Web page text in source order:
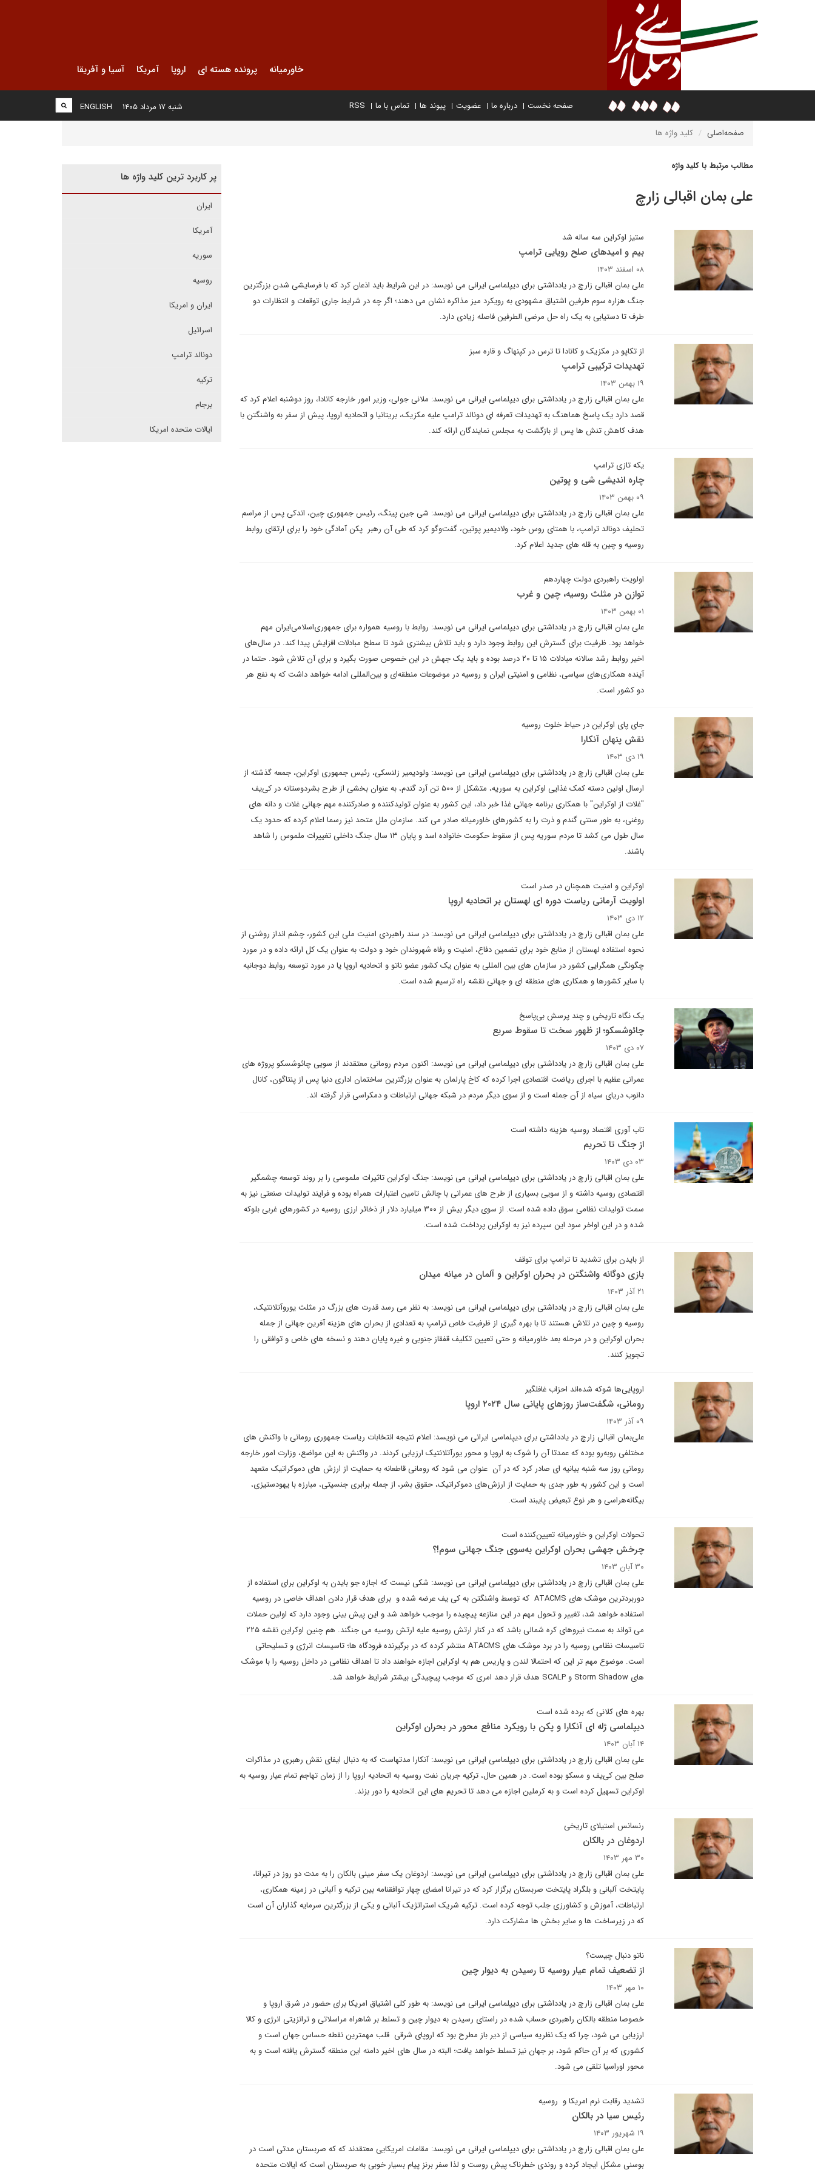
خاورمیانه پرونده هسته ای اروپا آمریکا آسیا و آفریقا
صفحه نخست درباره ما عضویت پیوند ها تماس با ما RSS
ENGLISH شنبه ۱۷ مرداد ۱۴۰۵
صفحه‌اصلی کلید واژه ها
مطالب مرتبط با کلید واژه
علی بمان اقبالی زارچ
ستیز اوکراین سه ساله شد
بیم و امیدهای صلح رویایی ترامپ
۰۸ اسفند ۱۴۰۳
علی بمان اقبالی زارچ در یادداشتی برای دیپلماسی ایرانی می نویسد: در این شرایط باید اذعان کرد که با فرسایشی شدن بزرگترین
جنگ هزاره سوم طرفین اشتیاق مشهودی به رویکرد میز مذاکره نشان می دهند؛ اگر چه در شرایط جاری توقعات و انتظارات دو
طرف تا دستیابی به یک راه حل مرضی الطرفین فاصله زیادی دارد.
از تکاپو در مکزیک و کانادا تا ترس در کپنهاگ و قاره سبز
تهدیدات ترکیبی ترامپ
۱۹ بهمن ۱۴۰۳
علی بمان اقبالی زارچ در یادداشتی برای دیپلماسی ایرانی می نویسد: ملانی جولی، وزیر امور خارجه کانادا، روز دوشنبه اعلام کرد که
قصد دارد یک پاسخ هماهنگ به تهدیدات تعرفه ای دونالد ترامپ علیه مکزیک، بریتانیا و اتحادیه اروپا، پیش از سفر به واشنگتن با
هدف کاهش تنش ها پس از بازگشت به مجلس نمایندگان ارائه کند.
یکه تازی ترامپ
چاره اندیشی شی و پوتین
۰۹ بهمن ۱۴۰۳
علی بمان اقبالی زارچ در یادداشتی برای دیپلماسی ایرانی می نویسد: شی جین پینگ، رئیس جمهوری چین، اندکی پس از مراسم
تحلیف دونالد ترامپ، با همتای روس خود، ولادیمیر پوتین، گفت‌وگو کرد که طی آن رهبر پکن آمادگی خود را برای ارتقای روابط
روسیه و چین به قله های جدید اعلام کرد.
اولویت راهبردی دولت چهاردهم
توازن در مثلث روسیه، چین و غرب
۰۱ بهمن ۱۴۰۳
علی بمان اقبالی زارچ در یادداشتی برای دیپلماسی ایرانی می نویسد: روابط با روسیه همواره برای جمهوری‌اسلامی‌ایران مهم
خواهد بود. ظرفیت برای گسترش این روابط وجود دارد و باید تلاش بیشتری شود تا سطح مبادلات افزایش پیدا کند. در سال‌های
اخیر روابط رشد سالانه مبادلات ۱۵ تا ۲۰ درصد بوده و باید یک جهش در این خصوص صورت بگیرد و برای آن تلاش شود. حتما در
آینده همکاری‌های سیاسی، نظامی و امنیتی ایران و روسیه در موضوعات منطقه‌ای و بین‌المللی ادامه خواهد داشت که به نفع هر
دو کشور است.
جای پای اوکراین در حیاط خلوت روسیه
نقش پنهان آنکارا
۱۹ دی ۱۴۰۳
علی بمان اقبالی زارچ در یادداشتی برای دیپلماسی ایرانی می نویسد: ولودیمیر زلنسکی، رئیس جمهوری اوکراین، جمعه گذشته از
ارسال اولین دسته کمک غذایی اوکراین به سوریه، متشکل از ۵۰۰ تن آرد گندم، به عنوان بخشی از طرح بشردوستانه در کی‌یف
"غلات از اوکراین" با همکاری برنامه جهانی غذا خبر داد، این کشور به عنوان تولیدکننده و صادرکننده مهم جهانی غلات و دانه های
روغنی، به طور سنتی گندم و ذرت را به کشورهای خاورمیانه صادر می کند. سازمان ملل متحد نیز رسما اعلام کرده که حدود یک
سال طول می کشد تا مردم سوریه پس از سقوط حکومت خانواده اسد و پایان ۱۳ سال جنگ داخلی تغییرات ملموس را شاهد
باشند.
اوکراین و امنیت همچنان در صدر است
اولویت آرمانی ریاست دوره ای لهستان بر اتحادیه اروپا
۱۲ دی ۱۴۰۳
علی بمان اقبالی زارچ در یادداشتی برای دیپلماسی ایرانی می نویسد: در سند راهبردی امنیت ملی این کشور، چشم انداز روشنی از
نحوه استفاده لهستان از منابع خود برای تضمین دفاع، امنیت و رفاه شهروندان خود و دولت به عنوان یک کل ارائه داده و در مورد
چگونگی همگرایی کشور در سازمان های بین المللی به عنوان یک کشور عضو ناتو و اتحادیه اروپا یا در مورد توسعه روابط دوجانبه
با سایر کشورها و همکاری های منطقه ای و جهانی نقشه راه ترسیم شده است.
یک نگاه تاریخی و چند پرسش بی‌پاسخ
چائوشسکو؛ از ظهور سخت تا سقوط سریع
۰۷ دی ۱۴۰۳
علی بمان اقبالی زارچ در یادداشتی برای دیپلماسی ایرانی می نویسد: اکنون مردم رومانی معتقدند از سویی چائوشسکو پروژه های
عمرانی عظیم با اجرای ریاضت اقتصادی اجرا کرده که کاخ پارلمان به عنوان بزرگترین ساختمان اداری دنیا پس از پنتاگون، کانال
دانوب دریای سیاه از آن جمله است و از سوی دیگر مردم در شبکه جهانی ارتباطات و دمکراسی قرار گرفته اند.
تاب آوری اقتصاد روسیه هزینه داشته است
از جنگ تا تحریم
۰۳ دی ۱۴۰۳
علی بمان اقبالی زارچ در یادداشتی برای دیپلماسی ایرانی می نویسد: جنگ اوکراین تاثیرات ملموسی را بر روند توسعه چشمگیر
اقتصادی روسیه داشته و از سویی بسیاری از طرح های عمرانی با چالش تامین اعتبارات همراه بوده و فرایند تولیدات صنعتی نیز به
سمت تولیدات نظامی سوق داده شده است. از سوی دیگر بیش از ۳۰۰ میلیارد دلار از ذخائر ارزی روسیه در کشورهای غربی بلوکه
شده و در این اواخر سود این سپرده نیز به اوکراین پرداخت شده است.
از بایدن برای تشدید تا ترامپ برای توقف
بازی دوگانه واشنگتن در بحران اوکراین و آلمان در میانه میدان
۲۱ آذر ۱۴۰۳
علی بمان اقبالی زارچ در یادداشتی برای دیپلماسی ایرانی می نویسد: به نظر می رسد قدرت های بزرگ در مثلث یوروآتلانتیک،
روسیه و چین در تلاش هستند تا با بهره گیری از ظرفیت خاص ترامپ به تعدادی از بحران های هزینه آفرین جهانی از جمله
بحران اوکراین و در مرحله بعد خاورمیانه و حتی تعیین تکلیف قفقاز جنوبی و غیره پایان دهند و نسخه های خاص و توافقی را
تجویز کنند.
اروپایی‌ها شوکه شده‌اند احزاب غافلگیر
رومانی، شگفت‌ساز روزهای پایانی سال ۲۰۲۴ اروپا
۰۹ آذر ۱۴۰۳
علی‌بمان اقبالی زارچ در یادداشتی برای دیپلماسی ایرانی می نویسد: اعلام نتیجه انتخابات ریاست جمهوری رومانی با واکنش های
مختلفی روبه‌رو بوده که عمدتا آن را شوک به اروپا و محور یورآتلانتیک ارزیابی کردند. در واکنش به این مواضع، وزارت امور خارجه
رومانی روز سه شنبه بیانیه ای صادر کرد که در آن عنوان می شود که رومانی قاطعانه به حمایت از ارزش های دموکراتیک متعهد
است و این کشور به طور جدی به حمایت از ارزش‌های دموکراتیک، حقوق بشر، از جمله برابری جنسیتی، مبارزه با یهودستیزی،
بیگانه‌هراسی و هر نوع تبعیض پایبند است.
تحولات اوکراین و خاورمیانه تعیین‌کننده است
چرخش جهشی بحران اوکراین به‌سوی جنگ جهانی سوم!؟
۳۰ آبان ۱۴۰۳
علی بمان اقبالی زارچ در یادداشتی برای دیپلماسی ایرانی می نویسد: شکی نیست که اجازه جو بایدن به اوکراین برای استفاده از
دوربردترین موشک های ATACMS که توسط واشنگتن به کی یف عرضه شده و برای هدف قرار دادن اهداف خاصی در روسیه
استفاده خواهد شد، تغییر و تحول مهم در این منازعه پیچیده را موجب خواهد شد و این پیش بینی وجود دارد که اولین حملات
می تواند به سمت نیروهای کره شمالی باشد که در کنار ارتش روسیه علیه ارتش روسیه می جنگند. هم چنین اوکراین نقشه ۲۲۵
تاسیسات نظامی روسیه را در برد موشک های ATACMS منتشر کرده که در برگیرنده فرودگاه ها؛ تاسیسات انرژی و تسلیحاتی
است. موضوع مهم تر این که احتمالا لندن و پاریس هم به اوکراین اجازه خواهند داد تا اهداف نظامی در داخل روسیه را با موشک
های Storm Shadow و SCALP هدف قرار دهد امری که موجب پیچیدگی بیشتر شرایط خواهد شد.
بهره های کلانی که برده شده است
دیپلماسی ژله ای آنکارا و پکن با رویکرد منافع محور در بحران اوکراین
۱۴ آبان ۱۴۰۳
علی بمان اقبالی زارچ در یادداشتی برای دیپلماسی ایرانی می نویسد: آنکارا مدتهاست که به دنبال ایفای نقش رهبری در مذاکرات
صلح بین کی‌یف و مسکو بوده است. در همین حال، ترکیه جریان نفت روسیه به اتحادیه اروپا را از زمان تهاجم تمام عیار روسیه به
اوکراین تسهیل کرده است و به کرملین اجازه می دهد تا تحریم های این اتحادیه را دور بزند.
رنسانس استیلای تاریخی
اردوغان در بالکان
۳۰ مهر ۱۴۰۳
علی بمان اقبالی زارچ در یادداشتی برای دیپلماسی ایرانی می نویسد: اردوغان یک سفر مینی بالکان را به مدت دو روز در تیرانا،
پایتخت آلبانی و بلگراد پایتخت صربستان برگزار کرد که در تیرانا امضای چهار توافقنامه بین ترکیه و آلبانی در زمینه همکاری،
ارتباطات، آموزش و کشاورزی جلب توجه کرده است. ترکیه شریک استراتژیک آلبانی و یکی از بزرگترین سرمایه گذاران آن است
که در زیرساخت ها و سایر بخش ها مشارکت دارد.
ناتو دنبال چیست؟
از تضعیف تمام عیار روسیه تا رسیدن به دیوار چین
۱۰ مهر ۱۴۰۳
علی بمان اقبالی زارچ در یادداشتی برای دیپلماسی ایرانی می نویسد: به طور کلی اشتیاق امریکا برای حضور در شرق اروپا و
خصوصا منطقه بالکان راهبردی حساب شده در راستای رسیدن به دیوار چین و تسلط بر شاهراه مراسلاتی و ترانزیتی انرژی و کالا
ارزیابی می شود، چرا که یک نظریه سیاسی از دیر باز مطرح بود که اروپای شرقی قلب مهمترین نقطه حساس جهان است و
کشوری که بر آن حاکم شود، بر جهان نیز تسلط خواهد یافت؛ البته در سال های اخیر دامنه این منطقه گسترش یافته است و به
محور اوراسیا تلقی می شود.
تشدید رقابت نرم امریکا و روسیه
رئیس سیا در بالکان
۱۹ شهریور ۱۴۰۳
علی بمان اقبالی زارچ در یادداشتی برای دیپلماسی ایرانی می نویسد: مقامات امریکایی معتقدند که که صربستان مدتی است در
بوسنی مشکل ایجاد کرده و روندی خطرناک پیش روست و لذا سفر برنز پیام بسیار خوبی به صربستان است که ایالات متحده
پر کاربرد ترین کلید واژه ها
ایران
آمریکا
سوریه
روسیه
ایران و امریکا
اسرائیل
دونالد ترامپ
ترکیه
برجام
ایالات متحده امریکا